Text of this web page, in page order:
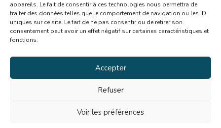
appareils. Le fait de consentir à ces technologies nous permettra de
traiter des données telles que le comportement de navigation ou les ID
uniques sur ce site. Le fait de ne pas consentir ou de retirer son
consentement peut avoir un effet négatif sur certaines caractéristiques et
fonctions.
Accepter
Refuser
Voir les préférences
En cochant cette case, vous donnez votre accord au stockage
et au traitement de vos données par ce site web.
© 2025 CPME71. Tous droits réservés.Mentions légales